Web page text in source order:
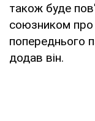
також буде
союзником про
попереднього
додав він.